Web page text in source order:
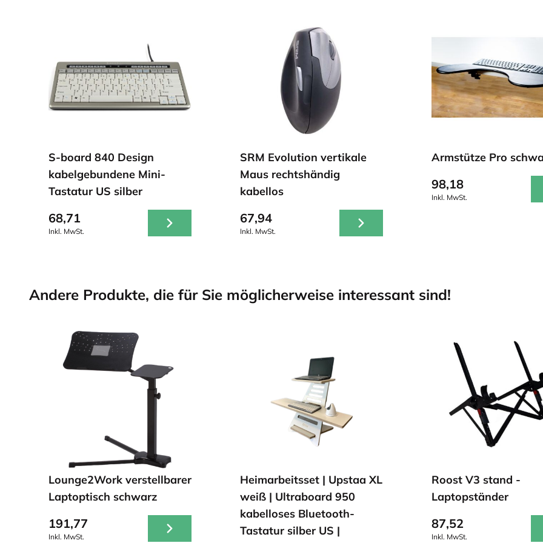
S-board 840 Design
kabelgebundene Mini-
Tastatur US silber
68,71
Inkl. MwSt.
SRM Evolution vertikale
Maus rechtshändig
kabellos
67,94
Inkl. MwSt.
Armstütze Pro
98,18
Inkl. MwSt.
Andere Produkte, die für Sie möglicherweise interessant sind!
Lounge2Work verstellbarer
Laptoptisch schwarz
191,77
Inkl. MwSt.
Heimarbeitsset | Upstaa XL
weiß | Ultraboard 950
kabelloses Bluetooth-
Tastatur silber US |
Roost V3 stand -
Laptopständer
87,52
Inkl. MwSt.